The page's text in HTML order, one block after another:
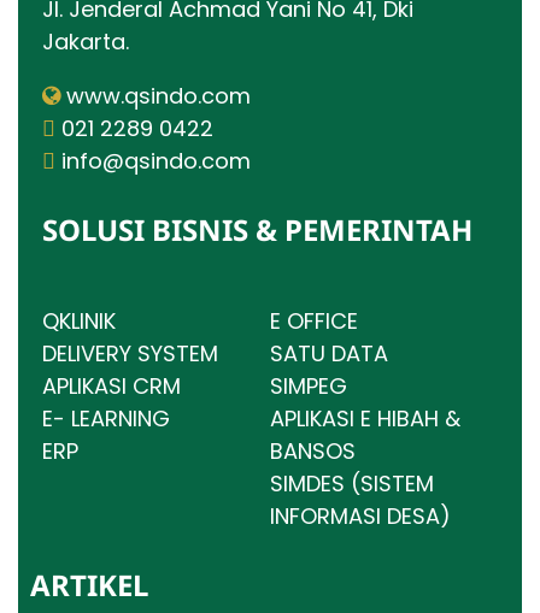
Jl. Jenderal Achmad Yani No 41, Dki
Jakarta.
www.qsindo.com
021 2289 0422
info@qsindo.com
SOLUSI BISNIS & PEMERINTAH
QKLINIK
DELIVERY SYSTEM
APLIKASI CRM
E- LEARNING
ERP
E OFFICE
SATU DATA
SIMPEG
APLIKASI E HIBAH &
BANSOS
SIMDES (SISTEM
INFORMASI DESA)
ARTIKEL